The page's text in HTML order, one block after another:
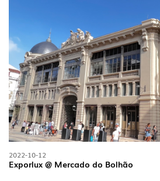
2022-10-12
Exporlux @ Mercado do Bolhão